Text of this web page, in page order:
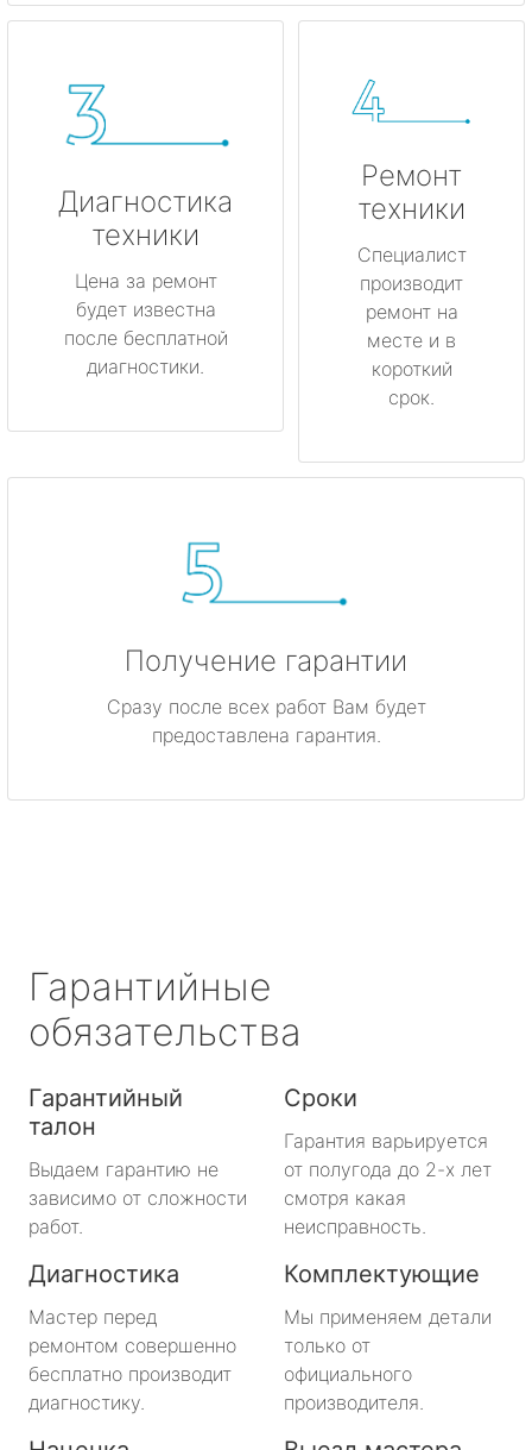
Диагностика
техники
Цена за ремонт
будет известна
после бесплатной
диагностики.
Ремонт
техники
Специалист
производит
ремонт на
месте и в
короткий
срок.
Получение гарантии
Сразу после всех работ Вам будет
предоставлена гарантия.
Гарантийные
обязательства
Гарантийный
талон
Выдаем гарантию не
зависимо от сложности
работ.
Сроки
Гарантия варьируется
от полугода до 2-х лет
смотря какая
неисправность.
Диагностика
Мастер перед
ремонтом совершенно
бесплатно производит
диагностику.
Комплектующие
Мы применяем детали
только от
официального
производителя.